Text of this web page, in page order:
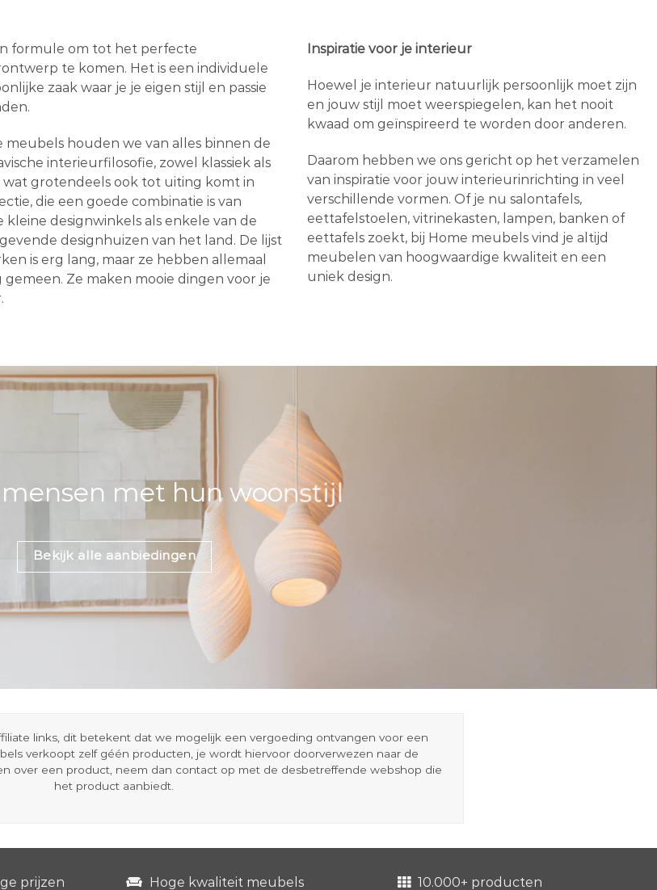
formule om tot het perfecte
te komen. Het is een individuele
zaak waar je je eigen stijl en passie
meubels houden we van alles binnen de
interieurfilosofie, zowel klassiek als
wat grotendeels ook tot uiting komt in
die een goede combinatie is van
kleine designwinkels als enkele van de
designhuizen van het land. De lijst
is erg lang, maar ze hebben allemaal
gemeen. Ze maken mooie dingen voor je
Inspiratie voor je interieur
Hoewel je interieur natuurlijk persoonlijk moet zijn
en jouw stijl moet weerspiegelen, kan het nooit
kwaad om geïnspireerd te worden door anderen.
Daarom hebben we ons gericht op het verzamelen
van inspiratie voor jouw interieurinrichting in veel
verschillende vormen. Of je nu salontafels,
eettafelstoelen, vitrinekasten, lampen, banken of
eettafels zoekt, bij Home meubels vind je altijd
meubelen van hoogwaardige kwaliteit en een
uniek design.
met hun woonstijl
Bekijk alle aanbiedingen
links, dit betekent dat we mogelijk een vergoeding ontvangen voor een
verkoopt zelf géén producten, je wordt hiervoor doorverwezen naar de
over een product, neem dan contact op met de desbetreffende webshop die
het product aanbiedt.
prijzen Hoge kwaliteit meubels 10.000+ producten